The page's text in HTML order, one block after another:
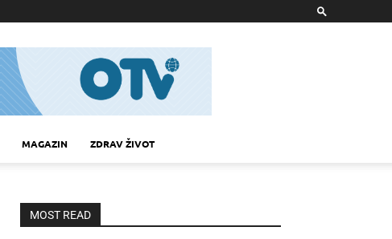
MAGAZIN ZDRAV ŽIVOT
MOST READ